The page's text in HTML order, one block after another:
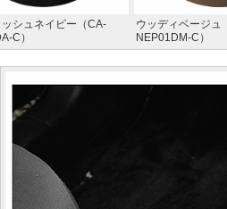
ッシュネイビー（CA-
C）
ウッディベージュ
NEP01DM-C）